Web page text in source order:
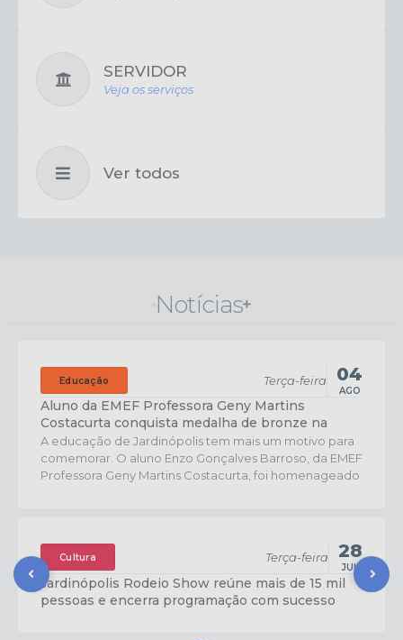
SERVIDOR
Veja os serviços
Ver todos
Notícias
Aluno da EMEF Professora Geny Martins
Costacurta conquista medalha de bronze na
OBMEP
Terça-feira 04
AGO
Educação
A educação de Jardinópolis tem mais um motivo para
comemorar. O aluno Enzo Gonçalves Barroso, da EMEF
Professora Geny Martins Costacurta, foi homenageado
cerimônia de premiação foi realizada na cidade de...
Jardinópolis Rodeio Show reúne mais de 15 mil
pessoas e encerra programação com sucesso
Terça-feira 28
JUL
Cultura